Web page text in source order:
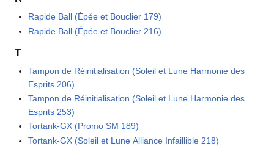
Rapide Ball (Épée et Bouclier 179)
Rapide Ball (Épée et Bouclier 216)
T
Tampon de Réinitialisation (Soleil et Lune Harmonie des
Esprits 206)
Tampon de Réinitialisation (Soleil et Lune Harmonie des
Esprits 253)
Tortank-GX (Promo SM 189)
Tortank-GX (Soleil et Lune Alliance Infaillible 218)